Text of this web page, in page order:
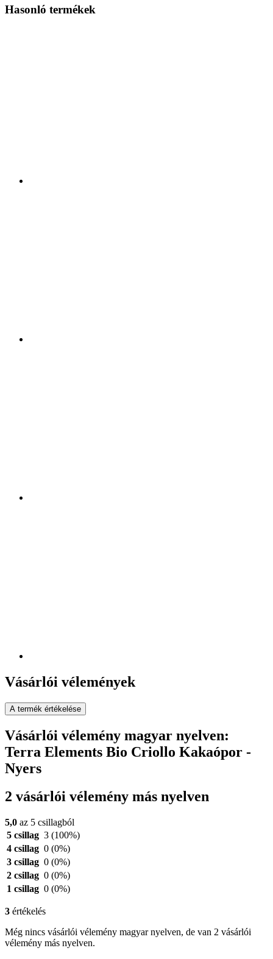
Hasonló termékek
Vásárlói vélemények
A termék értékelése
Vásárlói vélemény magyar nyelven:
Terra Elements Bio Criollo Kakaópor -
Nyers
2 vásárlói vélemény más nyelven
5,0 az 5 csillagból
5 csillag 3 (100%)
4 csillag 0 (0%)
3 csillag 0 (0%)
2 csillag 0 (0%)
1 csillag 0 (0%)
3 értékelés
Még nincs vásárlói vélemény magyar nyelven, de van 2 vásárlói
vélemény más nyelven.